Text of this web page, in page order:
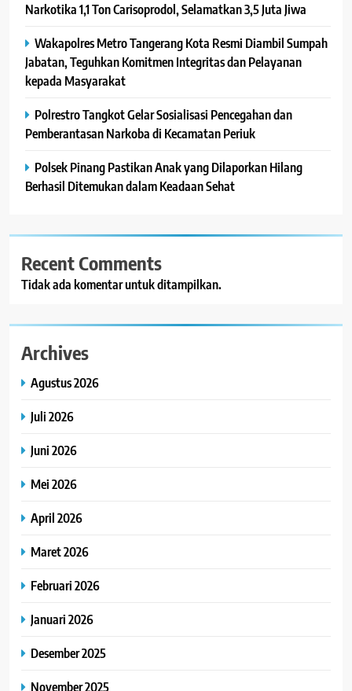
Narkotika 1,1 Ton Carisoprodol, Selamatkan 3,5 Juta Jiwa
Wakapolres Metro Tangerang Kota Resmi Diambil Sumpah
Jabatan, Teguhkan Komitmen Integritas dan Pelayanan
kepada Masyarakat
Polrestro Tangkot Gelar Sosialisasi Pencegahan dan
Pemberantasan Narkoba di Kecamatan Periuk
Polsek Pinang Pastikan Anak yang Dilaporkan Hilang
Berhasil Ditemukan dalam Keadaan Sehat
Recent Comments
Tidak ada komentar untuk ditampilkan.
Archives
Agustus 2026
Juli 2026
Juni 2026
Mei 2026
April 2026
Maret 2026
Februari 2026
Januari 2026
Desember 2025
November 2025